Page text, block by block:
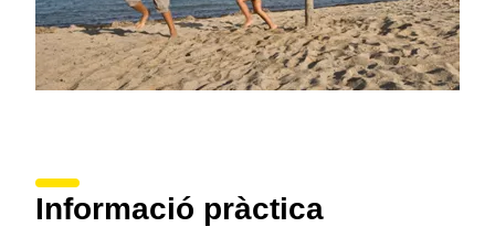
Informació pràctica